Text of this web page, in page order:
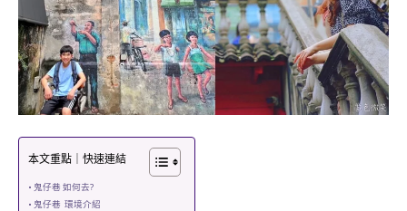
本文重點｜快速連結
鬼仔巷 如何去?
鬼仔巷 環境介紹